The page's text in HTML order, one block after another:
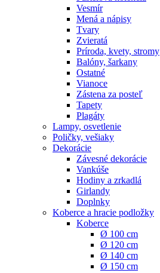
Vesmír
Mená a nápisy
Tvary
Zvieratá
Príroda, kvety, stromy
Balóny, šarkany
Ostatné
Vianoce
Zástena za posteľ
Tapety
Plagáty
Lampy, osvetlenie
Poličky, vešiaky
Dekorácie
Závesné dekorácie
Vankúše
Hodiny a zrkadlá
Girlandy
Doplnky
Koberce a hracie podložky
Koberce
Ø 100 cm
Ø 120 cm
Ø 140 cm
Ø 150 cm